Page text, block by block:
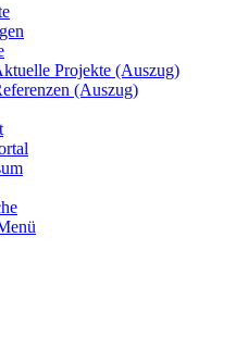
Projekte (Auszug)
(Auszug)